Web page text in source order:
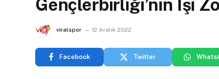
Gençlerbirliği’nin İşi
viralspor 12 Aralık 2022
Facebook Twitter